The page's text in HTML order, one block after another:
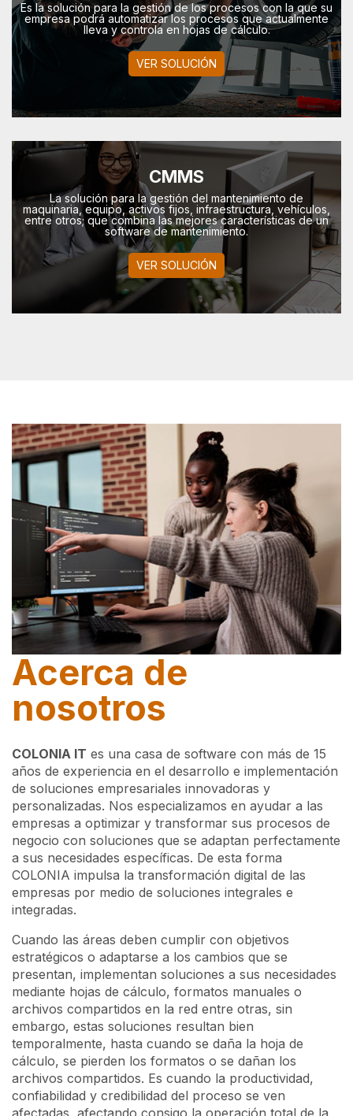
Es la solución para la gestión de los procesos con la que su
empresa podrá automatizar los procesos que actualmente
lleva y controla en hojas de cálculo.
VER SOLUCIÓN
CMMS
La solución para la gestión del mantenimiento de
maquinaria, equipo, activos fijos, infraestructura, vehí­culos,
entre otros; que combina las mejores características de un
software de mantenimiento.
VER SOLUCIÓN
Acerca de
nosotros
COLONIA IT es una casa de software con más de 15
años de experiencia en el desarrollo e implementación
de soluciones empresariales innovadoras y
personalizadas. Nos especializamos en ayudar a las
empresas a optimizar y transformar sus procesos de
negocio con soluciones que se adaptan perfectamente
a sus necesidades específicas. De esta forma
COLONIA impulsa la transformación digital de las
empresas por medio de soluciones integrales e
integradas.
Cuando las áreas deben cumplir con objetivos
estratégicos o adaptarse a los cambios que se
presentan, implementan soluciones a sus necesidades
mediante hojas de cálculo, formatos manuales o
archivos compartidos en la red entre otras, sin
embargo, estas soluciones resultan bien
temporalmente, hasta cuando se daña la hoja de
cálculo, se pierden los formatos o se dañan los
archivos compartidos. Es cuando la productividad,
confiabilidad y credibilidad del proceso se ven